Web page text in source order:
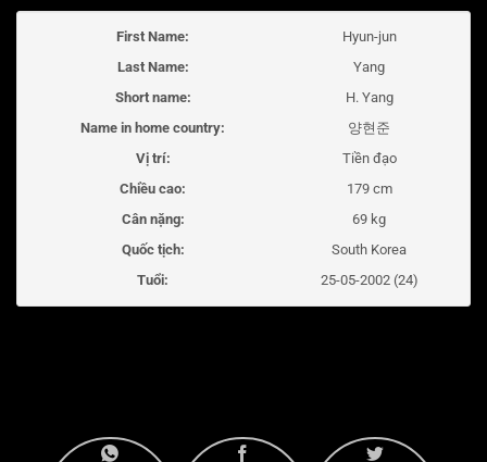
First Name:
Hyun-jun
Last Name:
Yang
Short name:
H. Yang
Name in home country:
양현준
Vị trí:
Tiền đạo
Chiều cao:
179 cm
Cân nặng:
69 kg
Quốc tịch:
South Korea
Tuổi:
25-05-2002 (24)